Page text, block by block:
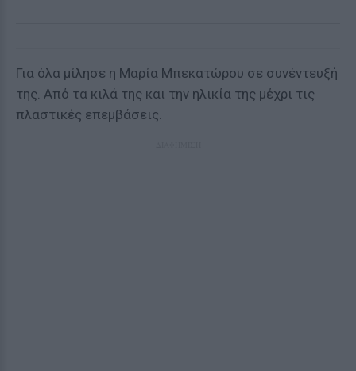
Για όλα μίλησε η Μαρία Μπεκατώρου σε συνέντευξή
της. Από τα κιλά της και την ηλικία της μέχρι τις
πλαστικές επεμβάσεις.